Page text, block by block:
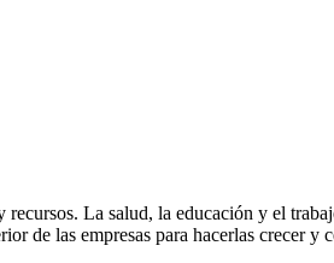
La salud, la educación y el
de las empresas para hacerlas crecer y